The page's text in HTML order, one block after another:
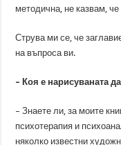
методична, не казвам,
Струва ми се, че
на въпроса ви.
– Коя е нарисуваната
– Знаете ли, за моите
психотерапия и
няколко известни